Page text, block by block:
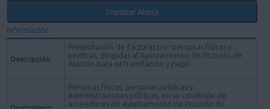
AYUDATramitar Ahora
Información
Descripción
Presentación de facturas por personas físicas y
jurídicas, dirigidas al Ayuntamiento de Pozuelo de
Alarcón para su tramitación y pago.
Personas físicas, personas jurídicas y
Administraciones públicas, en su condición de
acreedores de Ayuntamiento de Pozuelo de